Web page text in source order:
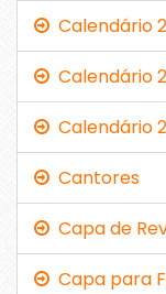
Calendário
Calendário
Calendário
Cantores
Capa de
Capa para